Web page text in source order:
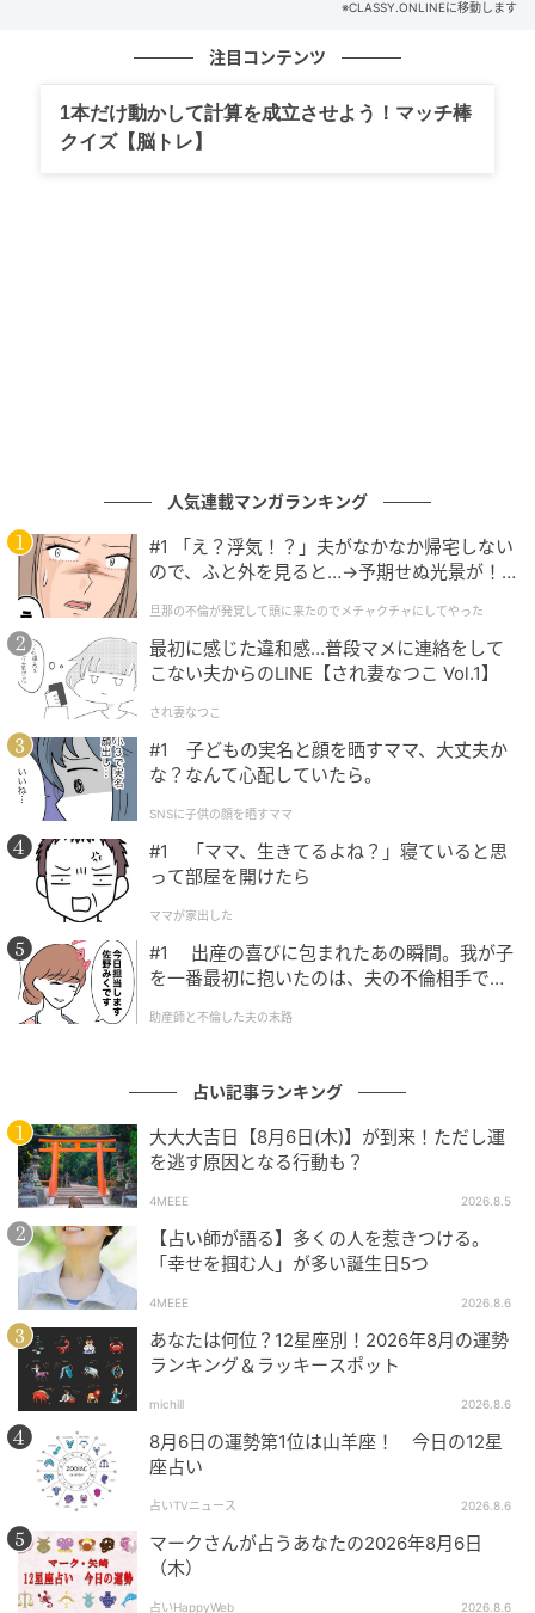
【注目の日】
5月17日
【天秤座の5月の運勢】憧れの人と急接近
も！？【水晶玉子の星占い】
の記事をもっとみる
※CLASSY.ONLINEに移動します
注目コンテンツ
1本だけ動かして計算を成立させよう！マッチ棒
クイズ【脳トレ】
人気連載マンガランキング
#1 「え？浮気！？」夫がなかなか帰宅しない
ので、ふと外を見ると…→予期せぬ光景が！
クチャにしてやった
旦那の不倫が発覚して頭に来たのでメチャクチャにしてやった
最初に感じた違和感…普段マメに連絡をして
こない夫からのLINE【され妻なつこ Vol.1】
され妻なつこ
#1 子どもの実名と顔を晒すママ、大丈夫か
な？なんて心配していたら。
SNSに子供の顔を晒すママ
#1 「ママ、生きてるよね？」寝ていると思
って部屋を開けたら
ママが家出した
#1 出産の喜びに包まれたあの瞬間。我が子
を一番最初に抱いたのは、夫の不倫相手でし
助産師と不倫した夫の末路
占い記事ランキング
大大大吉日【8月6日(木)】が到来！ただし運
を逃す原因となる行動も？
4MEEE 2026.8.5
【占い師が語る】多くの人を惹きつける。
「幸せを掴む人」が多い誕生日5つ
4MEEE 2026.8.6
あなたは何位？12星座別！2026年8月の運勢
ランキング＆ラッキースポット
michill 2026.8.6
8月6日の運勢第1位は山羊座！ 今日の12星
座占い
占いTVニュース 2026.8.6
マークさんが占うあなたの2026年8月6日
（木）
占いHappyWeb 2026.8.6